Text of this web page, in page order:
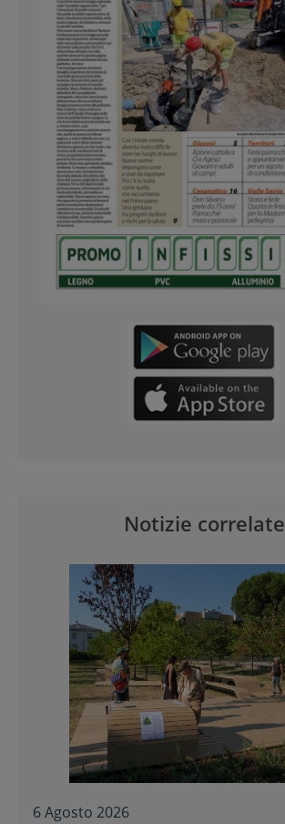
Notizie correlate
6 Agosto 2026